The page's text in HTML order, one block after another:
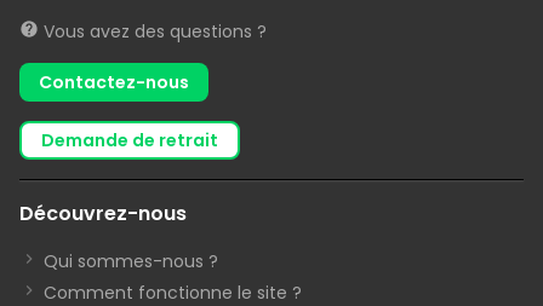
Vous avez des questions ?
Contactez-nous
demande de retrait
Découvrez-nous
Qui sommes-nous ?
Comment fonctionne le site ?